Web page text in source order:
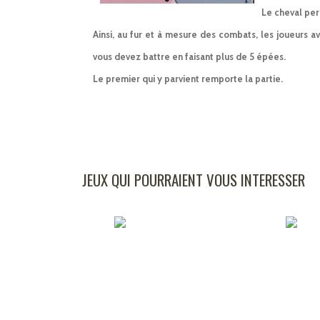
Le cheval
Ainsi, au fur et à mesure des combats, les joueurs
vous devez battre en faisant plus de 5 épées.
Le premier qui y parvient remporte la partie.
JEUX QUI POURRAIENT VOUS INTERESSER